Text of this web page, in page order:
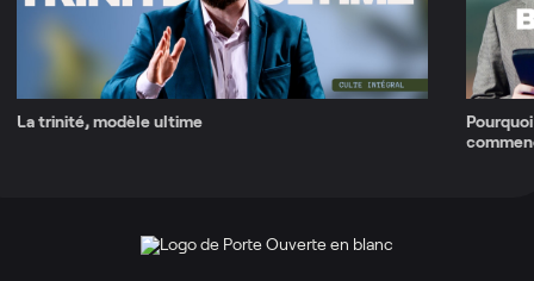
La trinité, modèle ultime